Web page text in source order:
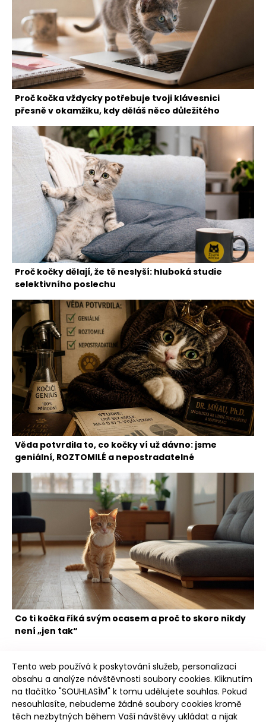
Proč kočka vždycky potřebuje tvoji klávesnici
přesně v okamžiku, kdy děláš něco důležitého
Proč kočky dělají, že tě neslyší: hluboká studie
selektivního poslechu
Věda potvrdila to, co kočky ví už dávno: jsme
geniální, ROZTOMILÉ a nepostradatelné
Co ti kočka říká svým ocasem a proč to skoro nikdy
není „jen tak“
Intro
Tento web používá k poskytování služeb, personalizaci
obsahu a analýze návštěvnosti soubory cookies. Kliknutím
na tlačítko "SOUHLASÍM" k tomu udělujete souhlas. Pokud
nesouhlasíte, nebudeme žádné soubory cookies kromě
těch nezbytných během Vaší návštěvy ukládat a nijak